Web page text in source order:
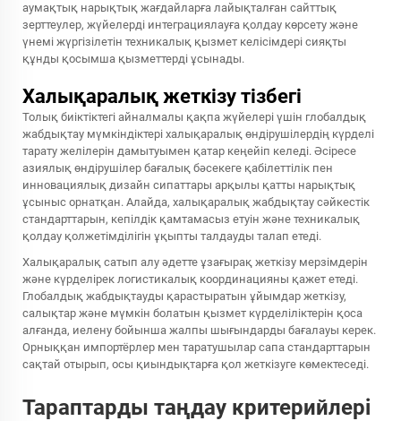
аумақтық нарықтық жағдайларға лайықталған сайттық
зерттеулер, жүйелерді интеграциялауға қолдау көрсету және
үнемі жүргізілетін техникалық қызмет келісімдері сияқты
құнды қосымша қызметтерді ұсынады.
Халықаралық жеткізу тізбегі
Толық биіктіктегі айналмалы қақпа жүйелері үшін глобалдық
жабдықтау мүмкіндіктері халықаралық өндірушілердің күрделі
тарату желілерін дамытуымен қатар кеңейіп келеді. Әсіресе
азиялық өндірушілер бағалық бәсекеге қабілеттілік пен
инновациялық дизайн сипаттары арқылы қатты нарықтық
ұсыныс орнатқан. Алайда, халықаралық жабдықтау сәйкестік
стандарттарын, кепілдік қамтамасыз етуін және техникалық
қолдау қолжетімділігін ұқыпты талдауды талап етеді.
Халықаралық сатып алу әдетте ұзағырақ жеткізу мерзімдерін
және күрделірек логистикалық координацияны қажет етеді.
Глобалдық жабдықтауды қарастыратын ұйымдар жеткізу,
салықтар және мүмкін болатын қызмет күрделіліктерін қоса
алғанда, иелену бойынша жалпы шығындарды бағалауы керек.
Орныққан импортёрлер мен таратушылар сапа стандарттарын
сақтай отырып, осы қиындықтарға қол жеткізуге көмектеседі.
Тараптарды таңдау критерийлері